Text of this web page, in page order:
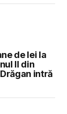
de lei la
II din
intră